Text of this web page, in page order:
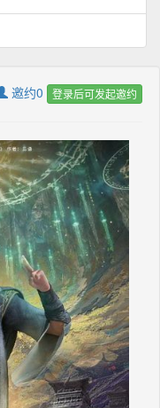
邀约0 登录后可发起邀约